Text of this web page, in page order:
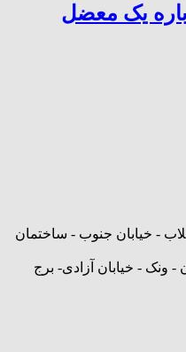
یک معضل
- خیابان جنوب - ساختمان
ونک - خیابان آزادی- برج